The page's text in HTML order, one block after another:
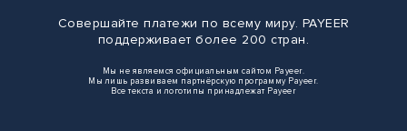
Совершайте платежи по всему миру. PAYEER
поддерживает более 200 стран.
Мы не являемся официальным сайтом Payeer.
Мы лишь развиваем партнёрскую программу Payeer.
Все текста и логотипы принадлежат Payeer